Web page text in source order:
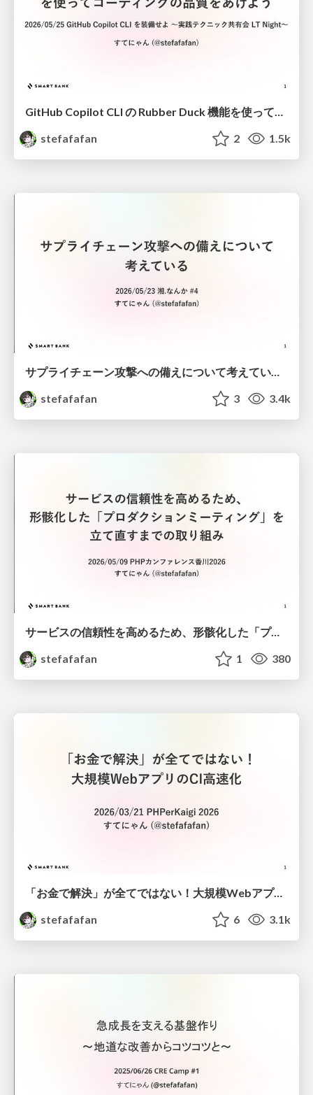
stefafafan
2 1.5k
サプライチェーン攻撃への備えについて考えている #湘なんか
stefafafan
3 3.4k
サービスの信頼性を高めるため、形骸化した「プロダクションミーティング」を立て直すまでの取り組み
stefafafan
1 380
「お金で解決」が全てではない！大規模WebアプリのCI高速化 #phperkaigi
stefafafan
6 3.1k